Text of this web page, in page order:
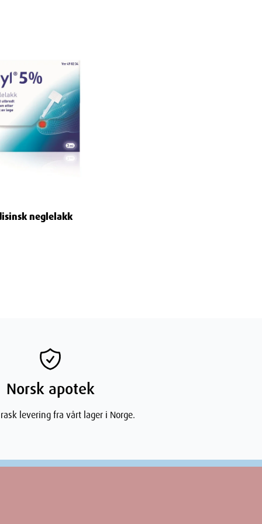
neglelakk
Norsk apotek
levering fra vårt lager i Norge.